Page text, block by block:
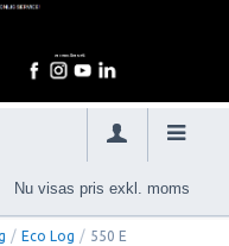
Nu visas pris exkl. moms
/ Eco Log / 550 E